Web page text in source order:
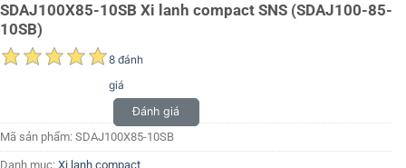
SDAJ100X85-10SB Xi lanh compact SNS (SDAJ100-85-
10SB)
8 đánh
giá
Đánh giá
Mã sản phẩm: SDAJ100X85-10SB
Danh mục: Xi lanh compact